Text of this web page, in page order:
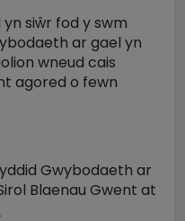
siŵr fod y swm
ar gael yn
wneud cais
agored o fewn
Gwybodaeth ar
Blaenau Gwent at